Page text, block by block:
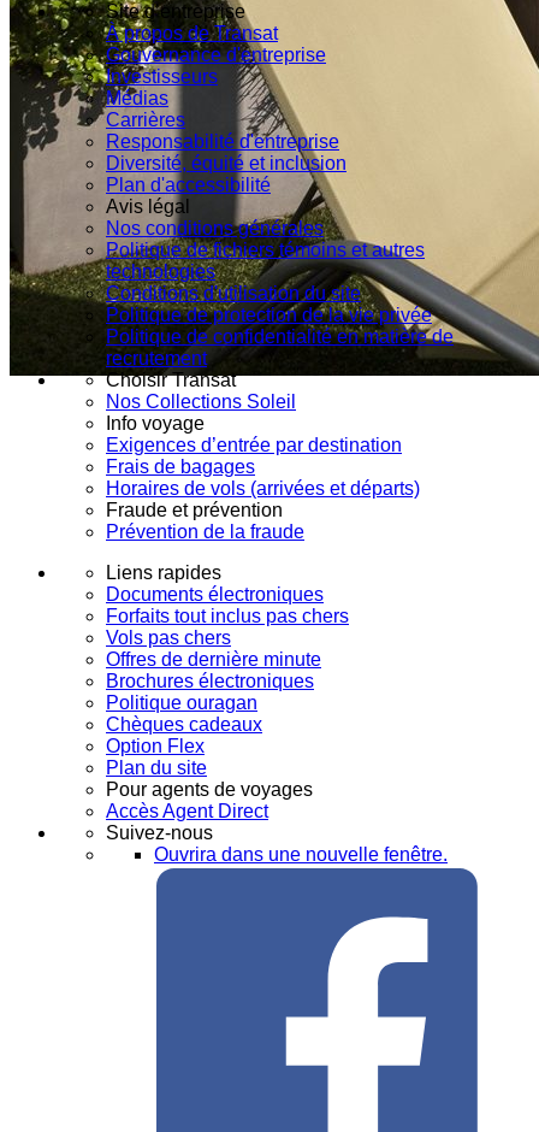
Site d’entreprise
À propos de Transat
Gouvernance d'entreprise
Investisseurs
Médias
Carrières
Responsabilité d'entreprise
Diversité, équité et inclusion
Plan d'accessibilité
Avis légal
Nos conditions générales
Politique de fichiers témoins et autres
technologies
Conditions d'utilisation du site
Politique de protection de la vie privée
Politique de confidentialité en matière de
recrutement
Choisir Transat
Nos Collections Soleil
Info voyage
Exigences d’entrée par destination
Frais de bagages
Horaires de vols (arrivées et départs)
Fraude et prévention
Prévention de la fraude
Liens rapides
Documents électroniques
Forfaits tout inclus pas chers
Vols pas chers
Offres de dernière minute
Brochures électroniques
Politique ouragan
Chèques cadeaux
Option Flex
Plan du site
Pour agents de voyages
Accès Agent Direct
Suivez-nous
Ouvrira dans une nouvelle fenêtre.